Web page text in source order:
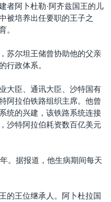
者阿卜杜勒·阿齐兹国王的儿
被培养出任要职的王子之
。
苏尔坦王储曾协助他的父亲
行政体系。
大臣、通讯大臣、沙特国有
阿拉伯铁路组织主席。他曾
统的兴建，该铁路系统连接
沙特阿拉伯耗资数百亿美元
。据报道，他生病期间每天
的王位继承人。阿卜杜拉国